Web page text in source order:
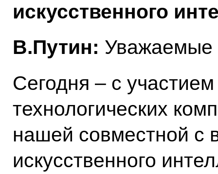
искусственного
В.Путин: Уважаемые
Сегодня – с
технологических
нашей совместной с
искусственного